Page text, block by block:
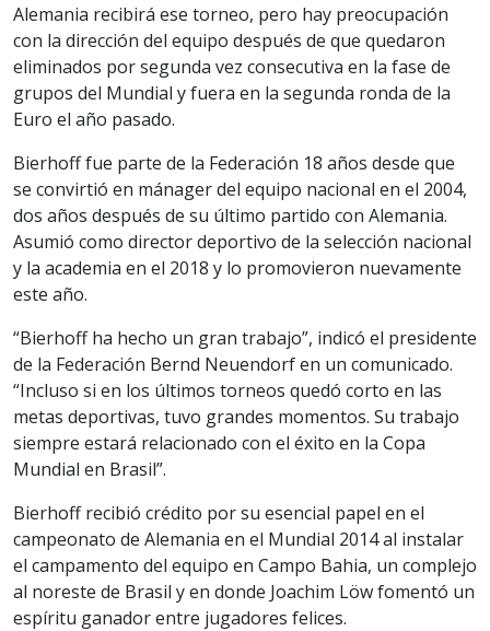
Alemania recibirá ese torneo, pero hay preocupación
con la dirección del equipo después de que quedaron
eliminados por segunda vez consecutiva en la fase de
grupos del Mundial y fuera en la segunda ronda de la
Euro el año pasado.
Bierhoff fue parte de la Federación 18 años desde que
se convirtió en mánager del equipo nacional en el 2004,
dos años después de su último partido con Alemania.
Asumió como director deportivo de la selección nacional
y la academia en el 2018 y lo promovieron nuevamente
este año.
“Bierhoff ha hecho un gran trabajo”, indicó el presidente
de la Federación Bernd Neuendorf en un comunicado.
“Incluso si en los últimos torneos quedó corto en las
metas deportivas, tuvo grandes momentos. Su trabajo
siempre estará relacionado con el éxito en la Copa
Mundial en Brasil”.
Bierhoff recibió crédito por su esencial papel en el
campeonato de Alemania en el Mundial 2014 al instalar
el campamento del equipo en Campo Bahia, un complejo
al noreste de Brasil y en donde Joachim Löw fomentó un
espíritu ganador entre jugadores felices.